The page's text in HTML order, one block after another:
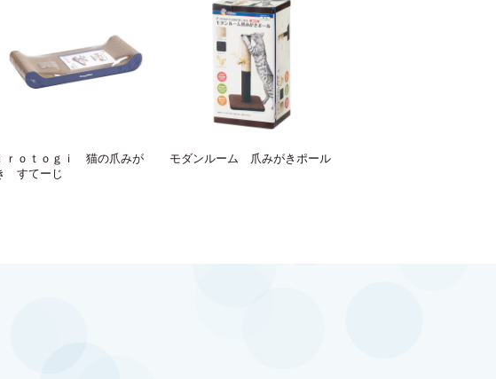
ｉｒｏｔｏｇｉ 猫の爪みが
すてーじ
モダンルーム 爪みがきポール